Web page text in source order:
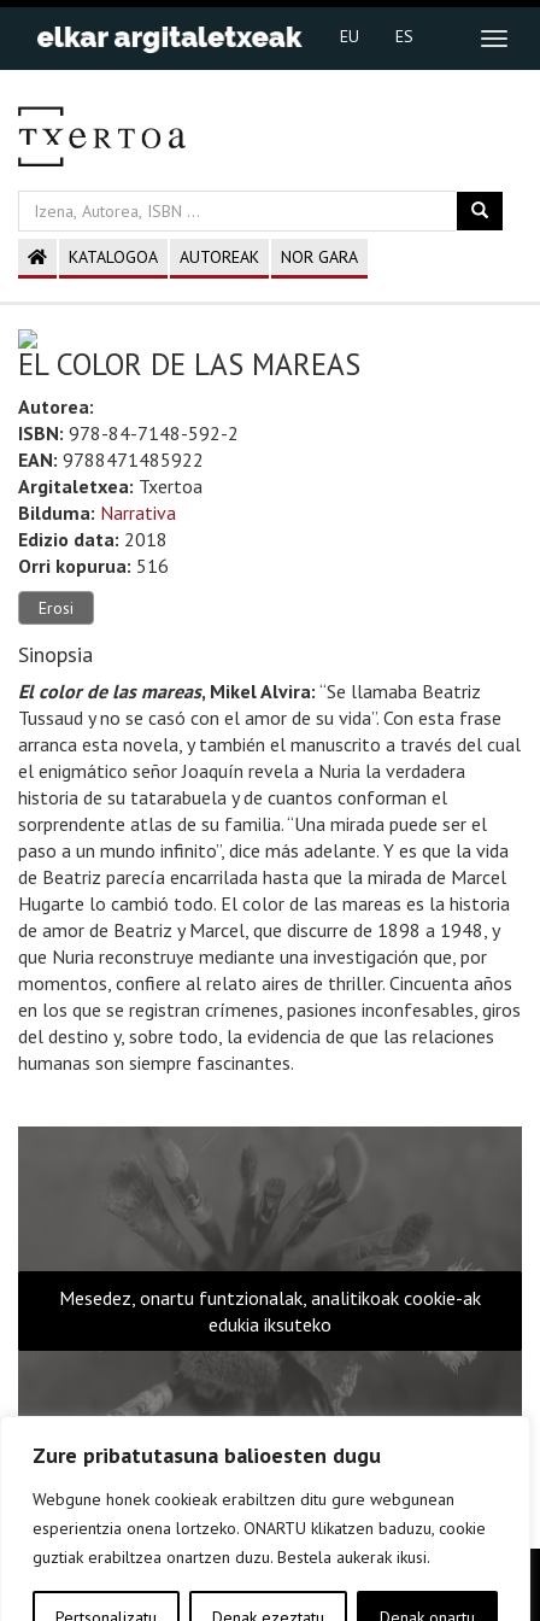
Zure pribatutasuna balioesten dugu
Webgune honek cookieak erabiltzen ditu gure webgunean
esperientzia onena lortzeko. ONARTU klikatzen baduzu, cookie
guztiak erabiltzea onartzen duzu. Bestela aukerak ikusi.
EU ES
KATALOGOA AUTOREAK NOR GARA
EL COLOR DE LAS MAREAS
Autorea:
ISBN: 978-84-7148-592-2
EAN: 9788471485922
Argitaletxea: Txertoa
Bilduma: Narrativa
Edizio data: 2018
Orri kopurua: 516
Erosi
Sinopsia
El color de las mareas, Mikel Alvira: “Se llamaba Beatriz
Tussaud y no se casó con el amor de su vida”. Con esta frase
arranca esta novela, y también el manuscrito a través del cual
el enigmático señor Joaquín revela a Nuria la verdadera
historia de su tatarabuela y de cuantos conforman el
sorprendente atlas de su familia. “Una mirada puede ser el
paso a un mundo infinito”, dice más adelante. Y es que la vida
de Beatriz parecía encarrilada hasta que la mirada de Marcel
Hugarte lo cambió todo. El color de las mareas es la historia
de amor de Beatriz y Marcel, que discurre de 1898 a 1948, y
que Nuria reconstruye mediante una investigación que, por
momentos, confiere al relato aires de thriller. Cincuenta años
en los que se registran crímenes, pasiones inconfesables, giros
del destino y, sobre todo, la evidencia de que las relaciones
humanas son siempre fascinantes.
Mesedez, onartu funtzionalak, analitikoak cookie-ak
edukia iksuteko